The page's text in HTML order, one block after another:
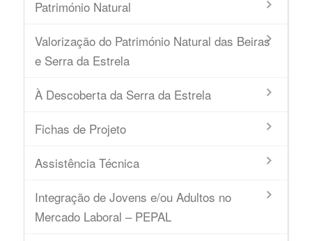
Património Natural
Valorização do Património Natural das Beiras
e Serra da Estrela
À Descoberta da Serra da Estrela
Fichas de Projeto
Assistência Técnica
Integração de Jovens e/ou Adultos no
Mercado Laboral – PEPAL